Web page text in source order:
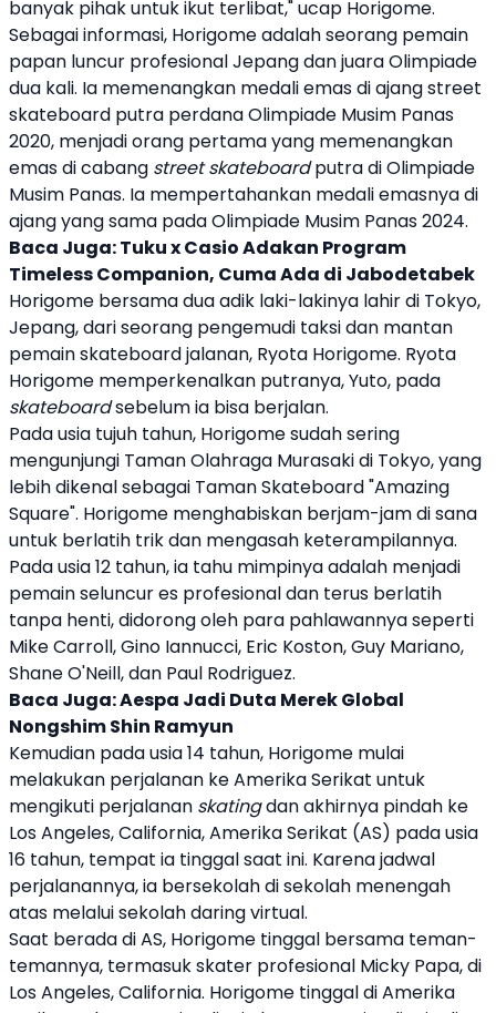
banyak pihak untuk ikut terlibat," ucap Horigome.
Sebagai informasi, Horigome adalah seorang pemain
papan luncur profesional Jepang dan juara Olimpiade
dua kali. Ia memenangkan medali emas di ajang street
skateboard putra perdana Olimpiade Musim Panas
2020, menjadi orang pertama yang memenangkan
emas di cabang streetskateboard putra di Olimpiade
Musim Panas. Ia mempertahankan medali emasnya di
ajang yang sama pada Olimpiade Musim Panas 2024.
Baca Juga:Tuku x Casio Adakan Program
Timeless Companion, Cuma Ada di Jabodetabek
Horigome bersama dua adik laki-lakinya lahir di Tokyo,
Jepang, dari seorang pengemudi taksi dan mantan
pemainskateboardjalanan, Ryota Horigome. Ryota
Horigome memperkenalkan putranya, Yuto, pada
skateboardsebelum ia bisa berjalan.
Pada usia tujuh tahun, Horigome sudah sering
mengunjungi Taman Olahraga Murasaki di Tokyo, yang
lebih dikenal sebagai Taman Skateboard "Amazing
Square". Horigome menghabiskan berjam-jam di sana
untuk berlatih trik dan mengasah keterampilannya.
Pada usia 12 tahun, ia tahu mimpinya adalah menjadi
pemain seluncur es profesional dan terus berlatih
tanpa henti, didorong oleh para pahlawannya seperti
Mike Carroll, Gino Iannucci, Eric Koston, Guy Mariano,
Shane O'Neill, dan Paul Rodriguez.
Baca Juga:Aespa Jadi Duta Merek Global
Nongshim Shin Ramyun
Kemudian pada usia 14 tahun, Horigome mulai
melakukan perjalanan ke Amerika Serikat untuk
mengikuti perjalanan skatingdan akhirnya pindah ke
Los Angeles, California, Amerika Serikat (AS) pada usia
16 tahun, tempat ia tinggal saat ini. Karena jadwal
perjalanannya, ia bersekolah di sekolah menengah
atas melalui sekolah daring virtual.
Saat berada di AS, Horigome tinggal bersama teman-
temannya, termasuk skater profesional Micky Papa, di
Los Angeles, California. Horigome tinggal di Amerika